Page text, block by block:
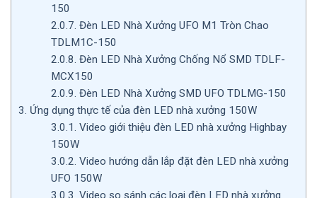
150
2.0.7. Đèn LED Nhà Xưởng UFO M1 Tròn Chao
TDLM1C-150
2.0.8. Đèn LED Nhà Xưởng Chống Nổ SMD TDLF-
MCX150
2.0.9. Đèn LED Nhà Xưởng SMD UFO TDLMG-150
3. Ứng dụng thực tế của đèn LED nhà xưởng 150W
3.0.1. Video giới thiệu đèn LED nhà xưởng Highbay
150W
3.0.2. Video hướng dẫn lắp đặt đèn LED nhà xưởng
UFO 150W
3.0.3. Video so sánh các loại đèn LED nhà xưởng